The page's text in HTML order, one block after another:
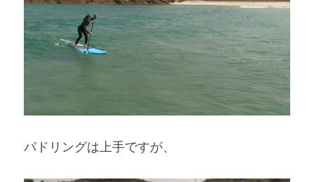
パドリングは上手ですが、